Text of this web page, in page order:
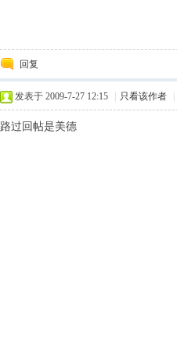
回复
发表于 2009-7-27 12:15 只看该作者
路过回帖是美德